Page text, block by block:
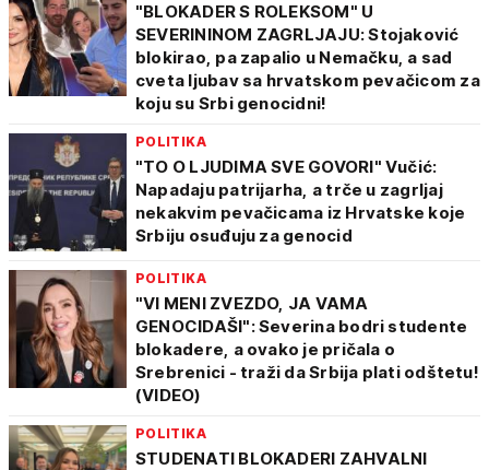
"BLOKADER S ROLEKSOM" U
SEVERININOM ZAGRLJAJU: Stojaković
blokirao, pa zapalio u Nemačku, a sad
cveta ljubav sa hrvatskom pevačicom za
koju su Srbi genocidni!
POLITIKA
"TO O LJUDIMA SVE GOVORI" Vučić:
Napadaju patrijarha, a trče u zagrljaj
nekakvim pevačicama iz Hrvatske koje
Srbiju osuđuju za genocid
POLITIKA
"VI MENI ZVEZDO, JA VAMA
GENOCIDAŠI": Severina bodri studente
blokadere, a ovako je pričala o
Srebrenici - traži da Srbija plati odštetu!
(VIDEO)
POLITIKA
STUDENATI BLOKADERI ZAHVALNI